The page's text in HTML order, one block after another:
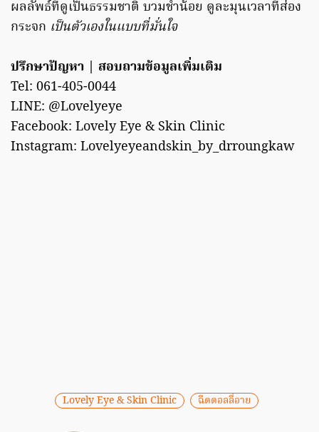
ผลลัพธ์ที่ดูเป็นธรรมชาติ บวมช้ำน้อย ดูละมุนเวลาที่ส่อง
กระจก เป็นตัวเองในแบบที่มั่นใจ
ปรึกษาปัญหา | สอบถามข้อมูลเพิ่มเติม
Tel: 061-405-0044
LINE: @Lovelyeye
Facebook: Lovely Eye & Skin Clinic
Instagram: Lovelyeyeandskin_by_drroungkaw
Lovely Eye & Skin Clinic ฉีดดอลลี่อาย